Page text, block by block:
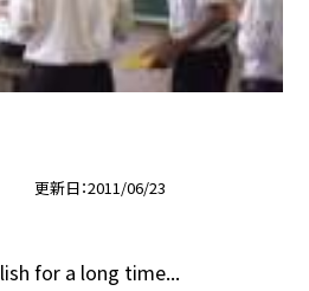
更新日 2011/06/23
for a long time...